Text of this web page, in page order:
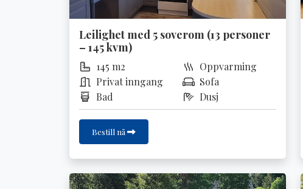
Leilighet med 5 soverom (13 personer
– 145 kvm)
145 m2
Oppvarming
Privat inngang
Sofa
Bad
Dusj
Bestill nå